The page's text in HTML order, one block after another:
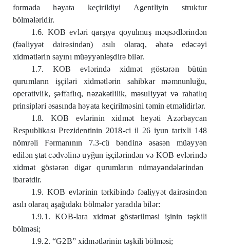
formada həyata keçirildiyi Agentliyin struktur
bölmələridir.
1.6. KOB evləri qarşıya qoyulmuş məqsədlərindən
(fəaliyyət dairəsindən) asılı olaraq, əhatəedəcəyi
xidmətlərin sayını müəyyənləşdirə bilər.
1.7. KOB evlərində xidmət göstərən bütün
qurumların işçiləri xidmətlərin sahibkar məmnunluğu,
operativlik, şəffaflıq, nəzakətlilik, məsuliyyət və rahatlıq
prinsipləri əsasında həyata keçirilməsini təmin etməlidirlər.
1.8. KOB evlərinin xidmət heyəti Azərbaycan
Respublikası Prezidentinin 2018-ci il 26 iyun tarixli 148
nömrəli Fərmanının 7.3-cü bəndinə əsasən müəyyən
edilən ştat cədvəlinəuyğun işçilərindən və KOB evlərində
xidmət göstərən digər qurumların nümayəndələrindən
ibarətdir.
1.9. KOB evlərinin tərkibində fəaliyyət dairəsindən
asılı olaraq aşağıdakı bölmələr yaradıla bilər:
1.9.1. KOB-lara xidmət göstərilməsi işinin təşkili
bölməsi;
1.9.2. “G2B” xidmətlərinin təşkili bölməsi;